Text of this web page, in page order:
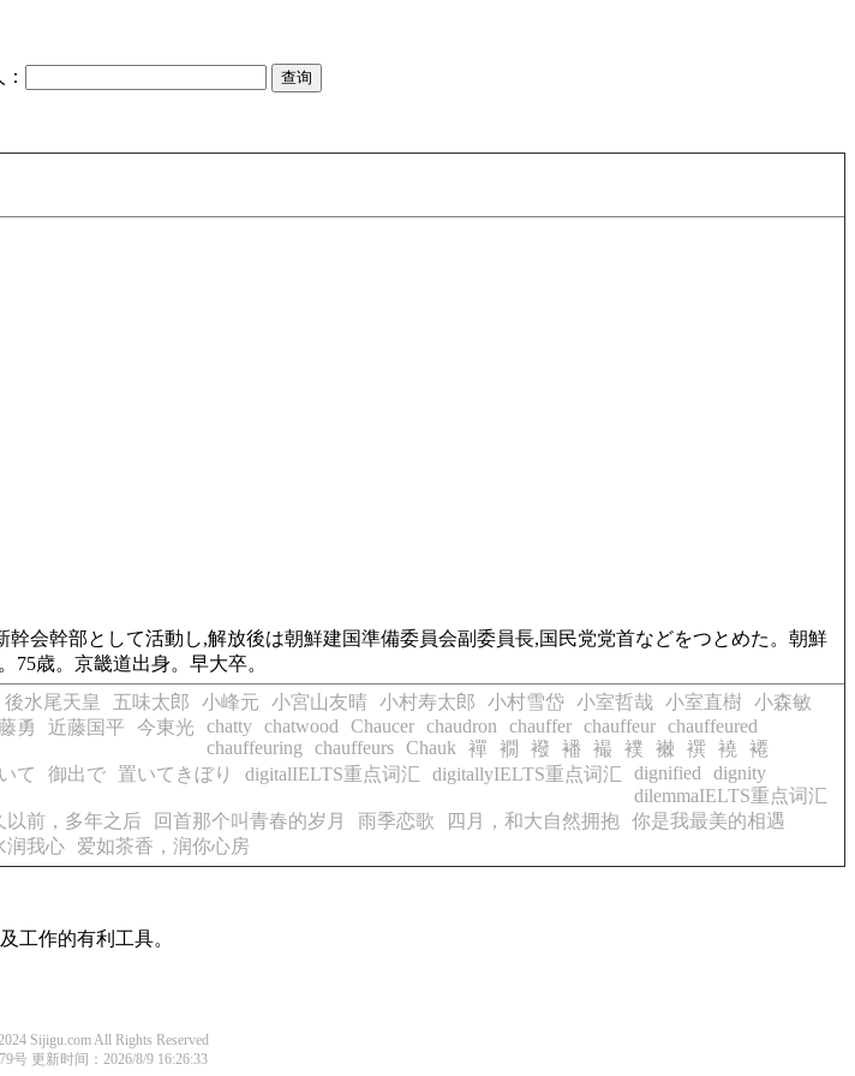
会幹部として活動し,解放後は朝鮮建国準備委員会副委員長,国民党党首などをつとめた。朝鮮
75歳。京畿道出身。早大卒。
後水尾天皇 五味太郎 小峰元 小宮山友晴 小村寿太郎 小村雪岱 小室哲哉 小室直樹
小森敏
勇 近藤国平 今東光 chatty chatwood Chaucer chaudron chauffer chauffeur chauffeured
chauffeuring
chauffeurs Chauk 襌 襉 襏 襎 襊 襆 襋 襈 襓
褼
て 御出で 置いてきぼり digitalIELTS重点词汇 digitallyIELTS重点词汇 dignified
dignity
dilemmaIELTS重点词汇
以前，多年之后 回首那个叫青春的岁月 雨季恋歌 四月，和大自然拥抱 你是我最美的相遇
润我心 爱如茶香，润你心房
工作的有利工具。
Sijigu.com All Rights Reserved
号 更新时间：2026/8/9 16:26:33